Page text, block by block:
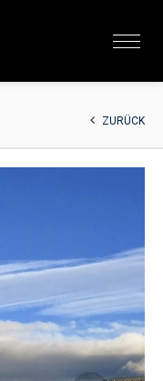
ZURÜCK